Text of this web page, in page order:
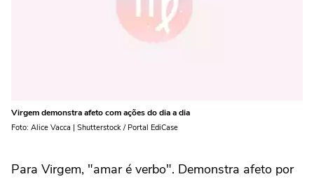
Virgem demonstra afeto com ações do dia a dia
Foto: Alice Vacca | Shutterstock / Portal EdiCase
Para Virgem, "amar é verbo". Demonstra afeto por